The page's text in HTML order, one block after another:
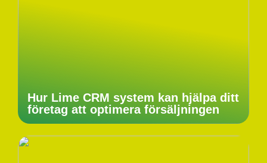
Hur Lime CRM system kan hjälpa ditt
företag att optimera försäljningen